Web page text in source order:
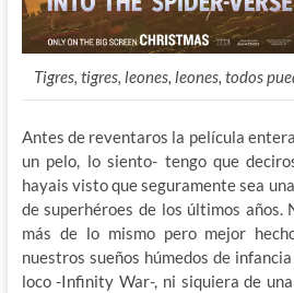
Tigres, tigres, leones, leones, todos
Antes de reventaros la película
un pelo, lo siento- tengo que
hayais visto que seguramente sea
de superhéroes de los últimos años.
más de lo mismo pero mejor
nuestros sueños húmedos de
loco -Infinity War-, ni siquiera de